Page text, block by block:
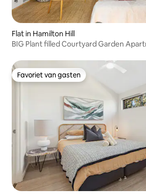
Flat in Hamilton Hill
BIG Plant filled Courtyard Garden
Favoriet van gasten
Favoriet van gasten